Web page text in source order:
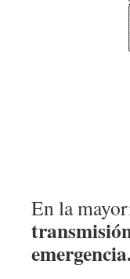
En la